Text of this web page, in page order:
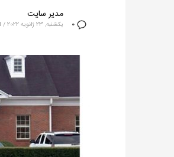
0
مدیر سایت
یکشنبه, 23 ژانویه 2022 /